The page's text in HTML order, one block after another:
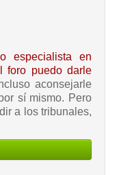
especialista en
foro puedo darle
aconsejarle
sí mismo. Pero
a los tribunales,